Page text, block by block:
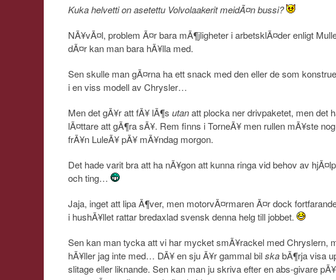
Kuka helvetti on asetettu Volvolaakerit meidÃ¤n bussi?
NÃ¥vÃ¤l, problem Ã¤r bara mÃ¶jligheter i arbetsklÃ¤der enligt
dÃ¤r kan man bara hÃ¥lla med.
Sen skulle man gÃ¤rna ha ett snack med den eller de som
i en viss modell av Chrysler…
Men det gÃ¥r att fÃ¥ lÃ¶s utanatt plocka ner drivpaketet, men det
lÃ¤ttare att gÃ¶ra sÃ¥. Rem finns i TorneÃ¥ men rullen mÃ¥ste
frÃ¥n LuleÃ¥ pÃ¥ mÃ¥ndag morgon.
Det hade varit bra att ha nÃ¥gon att kunna ringa vid behov av
och ting…
Jaja, inget att lipa Ã¶ver, men motorvÃ¤rmaren Ã¤r dock
i hushÃ¥llet rattar bredaxlad svensk denna helg till jobbet.
Sen kan man tycka att vi har mycket smÃ¥rackel med Chryslern,
hÃ¥ller jag inte med… DÃ¥ en sju Ã¥r gammal bilskabÃ¶rja visa
slitage eller liknande. Sen kan man ju skriva efter en abs-givare